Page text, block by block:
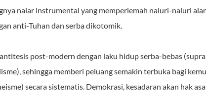
nalar instrumental yang memperlemah naluri-naluri
anti-Tuhan dan serba dikotomik.
post-modern dengan laku hidup serba-bebas
sehingga memberi peluang semakin terbuka bagi
secara sistematis. Demokrasi, kesadaran akan hak